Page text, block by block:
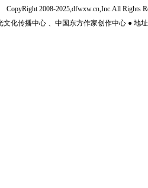
CopyRight 2008-2025,dfwxw.cn,Inc.All Rights
文化传播中心 、中国东方作家创作中心 ● 地